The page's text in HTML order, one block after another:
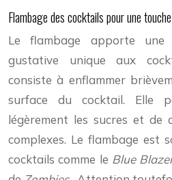
Flambage des cocktails pour une
Le flambage apporte une
gustative unique aux
consiste à enflammer
surface du cocktail. Elle
légèrement les sucres et de
complexes. Le flambage est
cocktails comme le Blue